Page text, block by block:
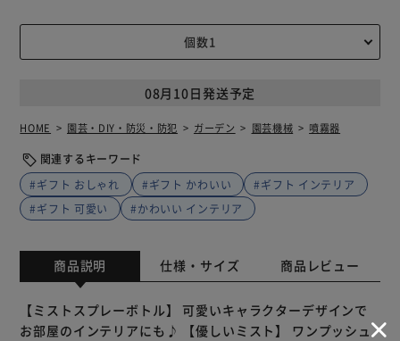
08月10日発送予定
HOME 園芸・DIY・防災・防犯 ガーデン 園芸機械 噴霧器
関連するキーワード
#ギフト おしゃれ
#ギフト かわいい
#ギフト インテリア
#ギフト 可愛い
#かわいい インテリア
商品説明 仕様・サイズ 商品レビュー
【ミストスプレーボトル】 可愛いキャラクターデザインで
お部屋のインテリアにも♪ 【優しいミスト】 ワンプッシュ